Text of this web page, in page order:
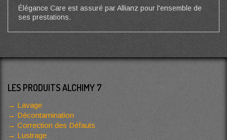
Élégance Care est assuré par Allianz pour l'ensemble de
ses prestations.
LES PRODUITS ALCHIMY 7
Lavage
Décontamination
Correction des Défauts
Lustrage